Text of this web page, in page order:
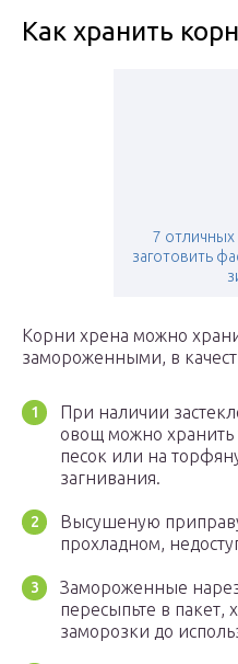
Как хранить
7 отличных
заготовить
Корни хрена можно
замороженными, в
При наличии
овощ можно
песок или на
загнивания.
Высушеную
прохладном,
Замороженные
пересыпьте в
заморозки до